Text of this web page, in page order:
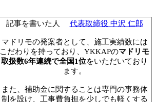
記事を書いた人 代表取締役 中沢 仁郎
マドリモの発案者として、施工実績数には
こだわりを持っており、YKKAPのマドリモ
取扱数6年連続で全国1位をいただいており
ます。
また、補助金に関することは専門の事務体
制を設け、工事費負担を少しでも軽くする